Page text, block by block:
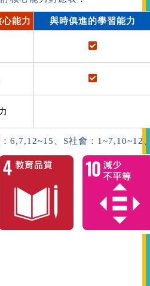
能力
與時俱進的學習能力
6,7,12~15、S社會：